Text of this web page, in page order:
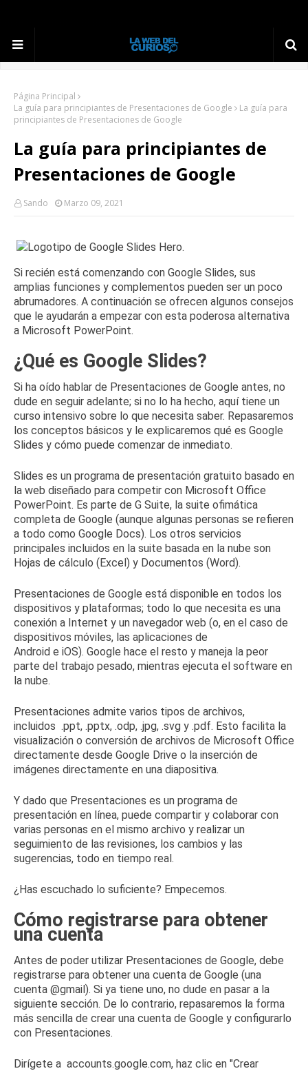
Página Principal
La guía para principiantes de Presentaciones de Google
La guía para
principiantes de Presentaciones de Google
La guía para principiantes de
Presentaciones de Google
Sando Marzo 09, 2021
Si recién está comenzando con Google Slides, sus
amplias funciones y complementos pueden ser un poco
abrumadores. A continuación se ofrecen algunos consejos
que le ayudarán a empezar con esta poderosa alternativa
a Microsoft PowerPoint.
¿Qué es Google Slides?
Si ha oído hablar de Presentaciones de Google antes, no
dude en seguir adelante; si no lo ha hecho, aquí tiene un
curso intensivo sobre lo que necesita saber. Repasaremos
los conceptos básicos y le explicaremos qué es Google
Slides y cómo puede comenzar de inmediato.
Slides es un programa de presentación gratuito basado en
la web diseñado para competir con Microsoft Office
PowerPoint. Es parte de G Suite, la suite ofimática
completa de Google (aunque algunas personas se refieren
a todo como Google Docs). Los otros servicios
principales incluidos en la suite basada en la nube son
Hojas de cálculo (Excel) y Documentos (Word).
Presentaciones de Google está disponible en todos los
dispositivos y plataformas; todo lo que necesita es una
conexión a Internet y un navegador web (o, en el caso de
dispositivos móviles, las aplicaciones de
Android e iOS). Google hace el resto y maneja la peor
parte del trabajo pesado, mientras ejecuta el software en
la nube.
Presentaciones admite varios tipos de archivos,
incluidos .ppt, .pptx, .odp, .jpg, .svg y .pdf. Esto facilita la
visualización o conversión de archivos de Microsoft Office
directamente desde Google Drive o la inserción de
imágenes directamente en una diapositiva.
Y dado que Presentaciones es un programa de
presentación en línea, puede compartir y colaborar con
varias personas en el mismo archivo y realizar un
seguimiento de las revisiones, los cambios y las
sugerencias, todo en tiempo real.
¿Has escuchado lo suficiente? Empecemos.
Cómo registrarse para obtener
una cuenta
Antes de poder utilizar Presentaciones de Google, debe
registrarse para obtener una cuenta de Google (una
cuenta @gmail). Si ya tiene uno, no dude en pasar a la
siguiente sección. De lo contrario, repasaremos la forma
más sencilla de crear una cuenta de Google y configurarlo
con Presentaciones.
Dirígete a accounts.google.com, haz clic en "Crear